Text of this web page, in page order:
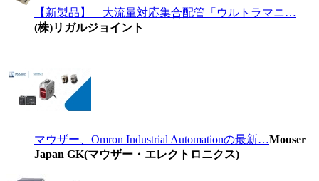
【新製品】 大流量対応集合配管「ウルトラマニ…
(株)リガルジョイント
マウザー、Omron Industrial Automationの最新…Mouser
Japan GK(マウザー・エレクトロニクス)